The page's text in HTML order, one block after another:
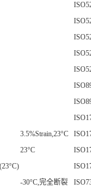
3.5%Strain,23°C
23°C
-30°C,完全断裂